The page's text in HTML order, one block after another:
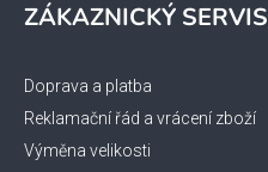
ZÁKAZNICKÝ SERVIS
Doprava a platba
Reklamační řád a vrácení zboží
Výměna velikosti